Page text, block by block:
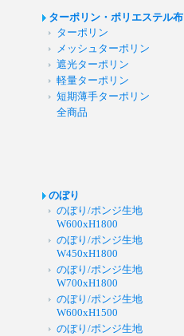
ターポリン・ポリエステル布
ターポリン
メッシュターポリン
遮光ターポリン
軽量ターポリン
短期薄手ターポリン
全商品
のぼり
のぼり/ポンジ生地
W600xH1800
のぼり/ポンジ生地
W450xH1800
のぼり/ポンジ生地
W700xH1800
のぼり/ポンジ生地
W600xH1500
のぼり/ポンジ生地